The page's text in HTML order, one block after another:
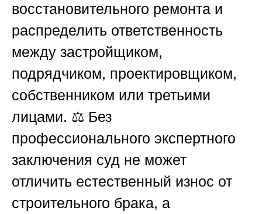
восстановительного ремонта и
распределить ответственность
между застройщиком,
подрядчиком, проектировщиком,
собственником или третьими
лицами. ⚖️ Без
профессионального экспертного
заключения суд не может
отличить естественный износ от
строительного брака, а